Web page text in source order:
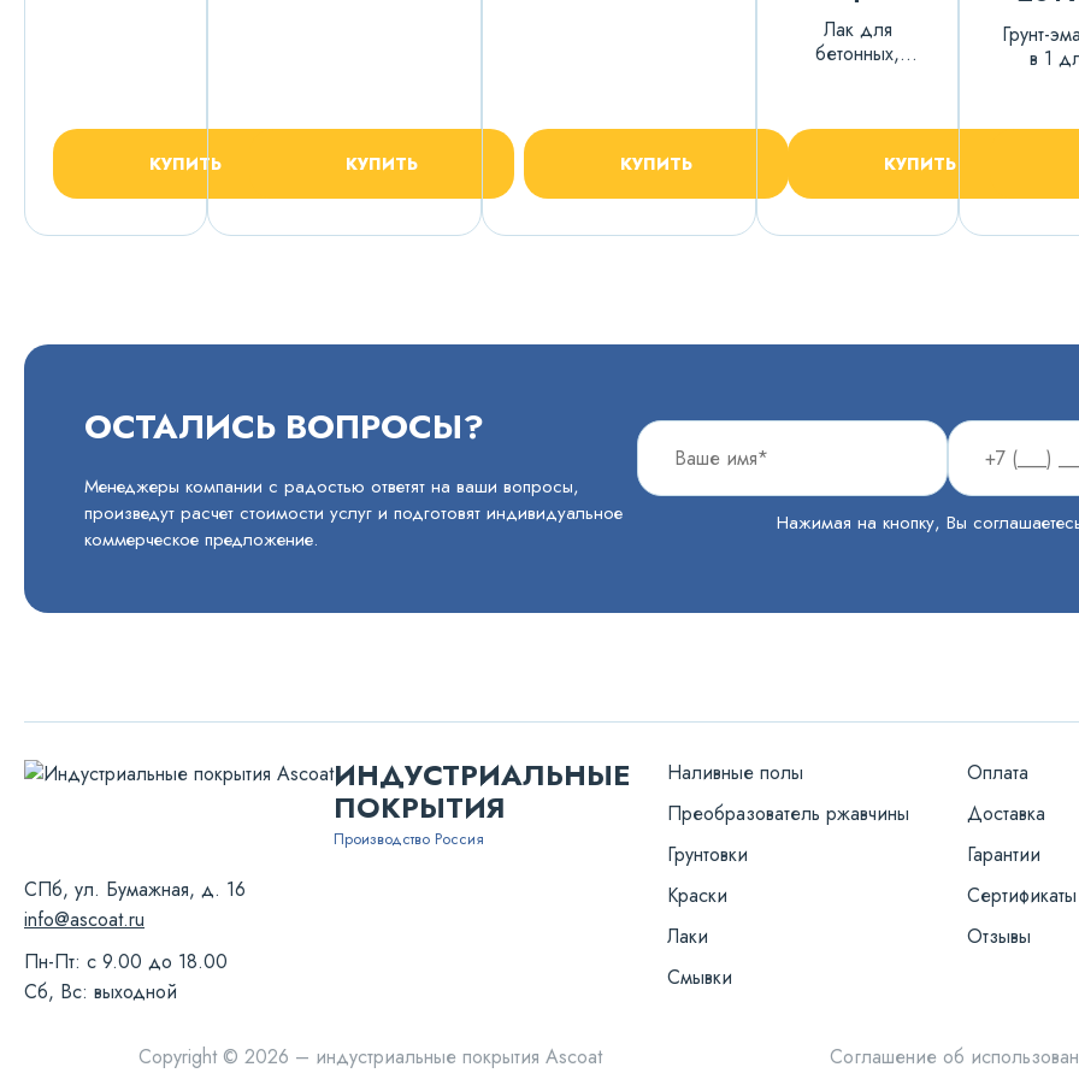
КУПИТЬ КУПИТЬ КУПИТЬ
Лак для
бетонных,
поверхностей
КУПИТЬ
Грунт-
в 1
ОСТАЛИСЬ ВОПРОСЫ?
Менеджеры компании с радостью ответят на ваши вопросы,
произведут расчет стоимости услуг и подготовят индивидуальное
коммерческое предложение.
Нажимая на кнопку, Вы
ИНДУСТРИАЛЬНЫЕ
ПОКРЫТИЯ
Производство Россия
СПб, ул. Бумажная, д. 16
info@ascoat.ru
Пн-Пт: с 9.00 до 18.00
Сб, Вс: выходной
Наливные полы
Преобразователь ржавчины
Грунтовки
Краски
Лаки
Смывки
Оплата
Доставка
Гарантии
Сертификаты
Отзывы
Copyright © 2026 – индустриальные покрытия Ascoat Соглашение об